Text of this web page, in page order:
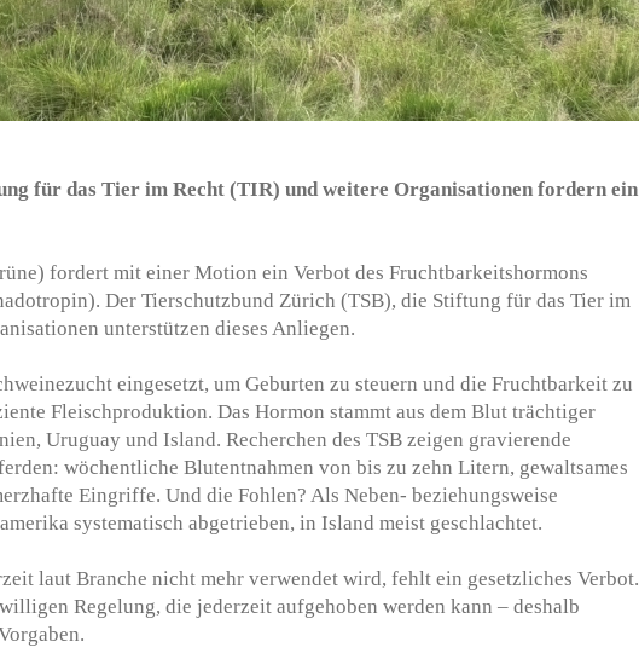
für das Tier im Recht (TIR) und weitere Organisationen fordern ein
fordert mit einer Motion ein Verbot des Fruchtbarkeitshormons
Der Tierschutzbund Zürich (TSB), die Stiftung für das Tier im
unterstützen dieses Anliegen.
eingesetzt, um Geburten zu steuern und die Fruchtbarkeit zu
Fleischproduktion. Das Hormon stammt aus dem Blut trächtiger
Uruguay und Island. Recherchen des TSB zeigen gravierende
wöchentliche Blutentnahmen von bis zu zehn Litern, gewaltsames
Eingriffe. Und die Fohlen? Als Neben- beziehungsweise
systematisch abgetrieben, in Island meist geschlachtet.
laut Branche nicht mehr verwendet wird, fehlt ein gesetzliches Verbot.
Regelung, die jederzeit aufgehoben werden kann – deshalb